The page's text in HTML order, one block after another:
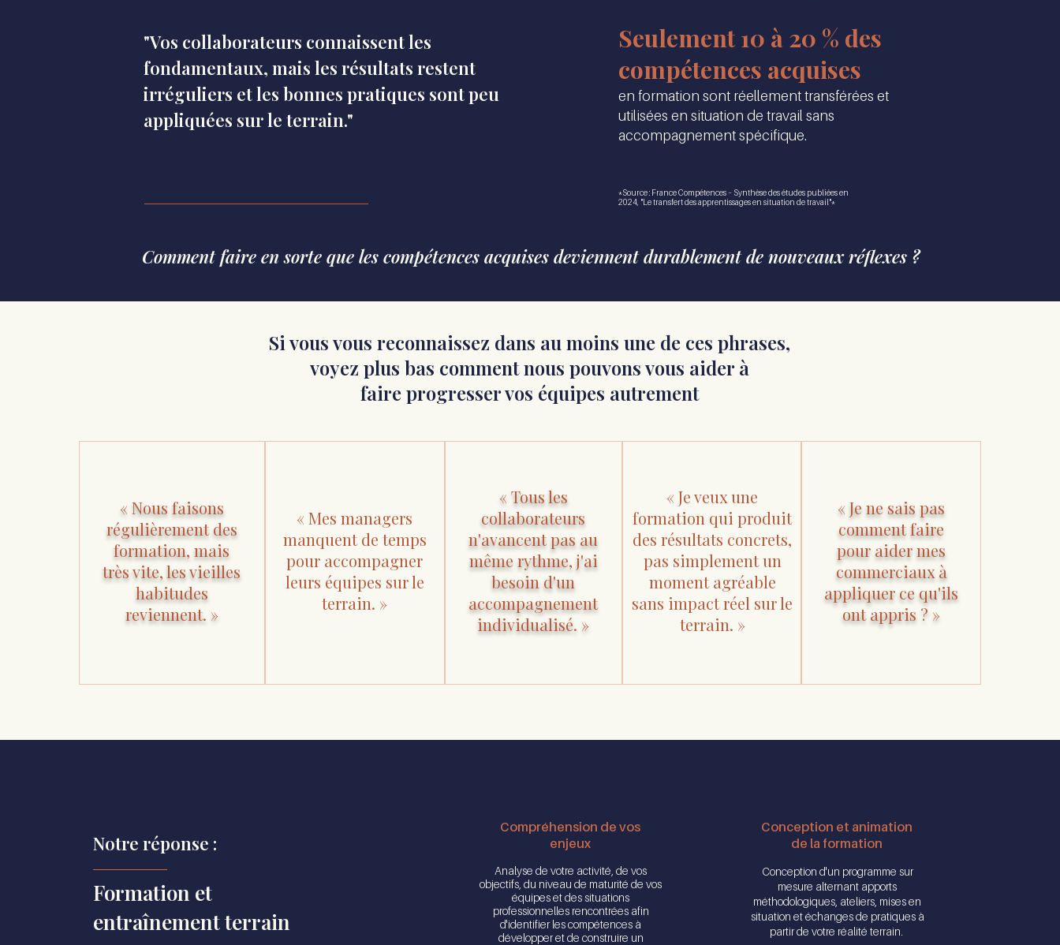
"Vos collaborateurs connaissent les
fondamentaux, mais les résultats restent
irréguliers et les bonnes pratiques sont peu
appliquées sur le terrain."
Seulement 10 à 20 % des
compétences acquises
en formation sont réellement transférées et
utilisées en situation de travail sans
accompagnement spécifique.
*Source : France Compétences – Synthèse des études publiées en
2024, "Le transfert des apprentissages en situation de travail"*
Comment faire en sorte que les compétences acquises deviennent durablement de nouveaux réflexes ?
Si vous vous reconnaissez dans au moins une de ces phrases,
voyez plus bas comment nous pouvons vous aider à
faire progresser vos équipes autrement
« Nous faisons
régulièrement des
formation, mais
très vite, les vieilles
habitudes
reviennent. »
« Mes managers
manquent de temps
pour accompagner
leurs équipes sur le
terrain. »
« Tous les
collaborateurs
n'avancent pas au
même rythme, j'ai
besoin d'un
accompagnement
individualisé. »
« Je veux une
formation qui produit
des résultats concrets,
pas simplement un
moment agréable
sans impact réel sur le
terrain. »
« Je ne sais pas
comment faire
pour aider mes
commerciaux à
appliquer ce qu'ils
ont appris ? »
Notre réponse :
Formation et
entraînement terrain
Compréhension de vos
enjeux
Analyse de votre activité, de vos
objectifs, du niveau de maturité de vos
équipes et des situations
professionnelles rencontrées afin
d'identifier les compétences à
développer et de construire un
Conception et animation
de la formation
Conception d'un programme sur
mesure alternant apports
méthodologiques, ateliers, mises en
situation et échanges de pratiques à
partir de votre réalité terrain.